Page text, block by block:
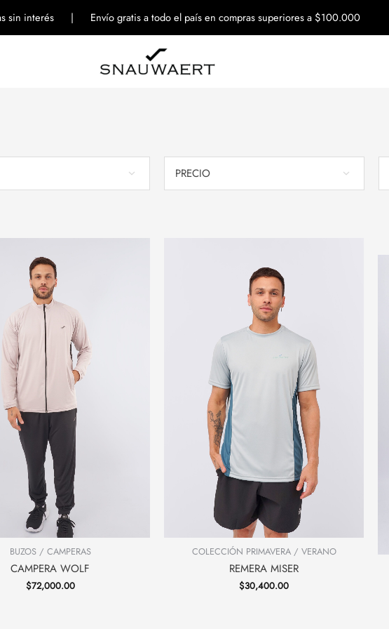
sin interés | Envío gratis a todo el país en compras superiores a $100.000
PRECIO
BUZOS / CAMPERAS
CAMPERA WOLF
$72,000.00
COLECCIÓN PRIMAVERA / VERANO
REMERA MISER
$30,400.00